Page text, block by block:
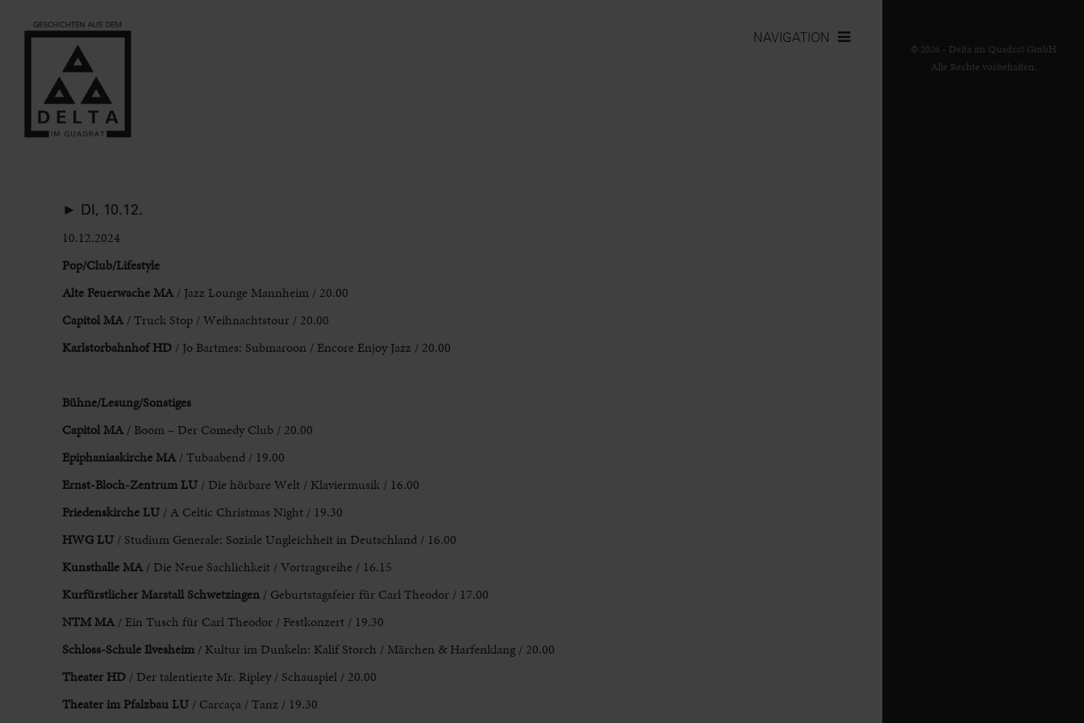
NAVIGATION
► DI, 10.12.
10.12.2024
Pop/Club/Lifestyle
Alte Feuerwache MA / Jazz Lounge Mannheim / 20.00
Capitol MA/ Truck Stop / Weihnachtstour / 20.00
Karlstorbahnhof HD / Jo Bartmes: Submaroon / Encore Enjoy Jazz / 20.00
Bühne/Lesung/Sonstiges
Capitol MA/ Boom – Der Comedy Club / 20.00
Epiphaniaskirche MA/ Tubaabend / 19.00
Ernst-Bloch-Zentrum LU/ Die hörbare Welt / Klaviermusik / 16.00
Friedenskirche LU/ A Celtic Christmas Night / 19.30
HWG LU/ Studium Generale: Soziale Ungleichheit in Deutschland / 16.00
Kunsthalle MA/ Die Neue Sachlichkeit / Vortragsreihe / 16.15
Kurfürstlicher Marstall Schwetzingen/ Geburtstagsfeier für Carl Theodor / 17.00
NTM MA/ Ein Tusch für Carl Theodor / Festkonzert / 19.30
Schloss-Schule Ilvesheim/ Kultur im Dunkeln: Kalif Storch / Märchen & Harfenklang / 20.00
Theater HD/ Der talentierte Mr. Ripley / Schauspiel / 20.00
Theater im Pfalzbau LU/ Carcaça / Tanz / 19.30
© 2026 - Delta im Quadrat GmbH
Alle Rechte vorbehalten.